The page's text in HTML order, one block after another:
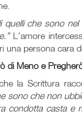
che sono
L'amore
una persona cara
di Meno e
la Scrittura
sono che non
condotta casta e